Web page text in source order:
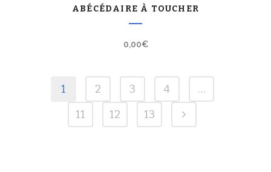
ABÉCÉDAIRE À TOUCHER
0,00€
1 2 3 4
…
11
12 13